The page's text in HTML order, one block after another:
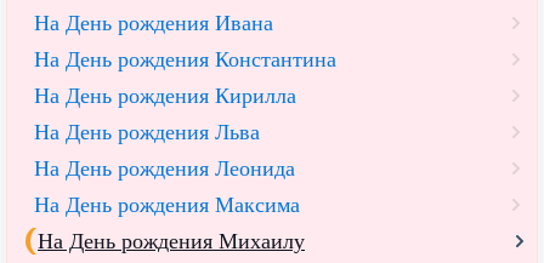
На День рождения Ивана
На День рождения Константина
На День рождения Кирилла
На День рождения Льва
На День рождения Леонида
На День рождения Максима
На День рождения Михаилу